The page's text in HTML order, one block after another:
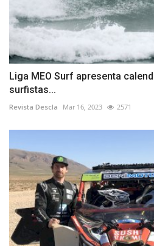
Liga MEO Surf apresenta
surfistas...
Revista Descla Mar 16, 2023 2571